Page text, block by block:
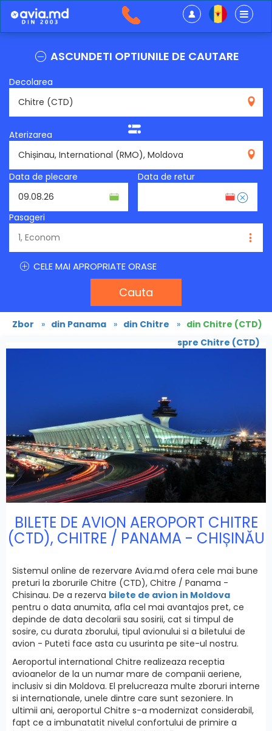
ASCUNDETI OPTIUNILE DE CAUTARE
Decolarea
Aterizarea
Data de plecare
Data de retur
Pasageri
CELE MAI APROPRIATE ORASE
Cauta
Zbor » din Panama » din Chitre » din Chitre (CTD)
spre Chitre (CTD)
BILETE DE AVION AEROPORT CHITRE
(CTD), CHITRE / PANAMA - CHIȘINĂU
Sistemul online de rezervare Avia.md ofera cele mai bune
preturi la zborurile Chitre (CTD), Chitre / Panama -
Chisinau. De a rezerva bilete de avion in Moldova
pentru o data anumita, afla cel mai avantajos pret, ce
depinde de data decolarii sau sosirii, cat si timpul de
sosire, cu durata zborului, tipul avionului si a biletului de
avion - Puteti face asta cu usurinta pe site-ul nostru.
Aeroportul international Chitre realizeaza receptia
avioanelor de la un numar mare de companii aeriene,
inclusiv si din Moldova. El prelucreaza multe zboruri interne
si internationale, unele dintre care sunt sezoniere. In
ultimii ani, aeroportul Chitre s-a modernizat considerabil,
fapt ce a imbunatatit nivelul confortului de primire a